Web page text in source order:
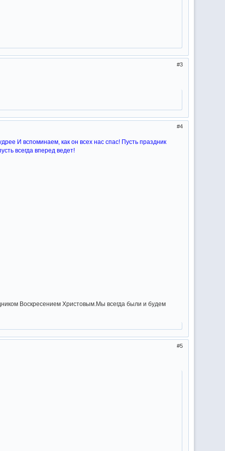
3
4
И вспоминаем, как он всех нас спас! Пусть праздник
всегда вперед ведет!
Воскресением Христовым.Мы всегда были и будем
5